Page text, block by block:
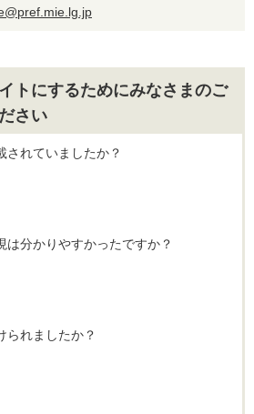
トにするためにみなさまのご
さい
されていましたか？
は分かりやすかったですか？
られましたか？